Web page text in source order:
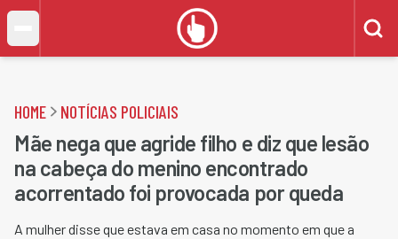
HOME NOTÍCIAS POLICIAIS
Mãe nega que agride filho e diz que lesão
na cabeça do menino encontrado
acorrentado foi provocada por queda
A mulher disse que estava em casa no momento em que a